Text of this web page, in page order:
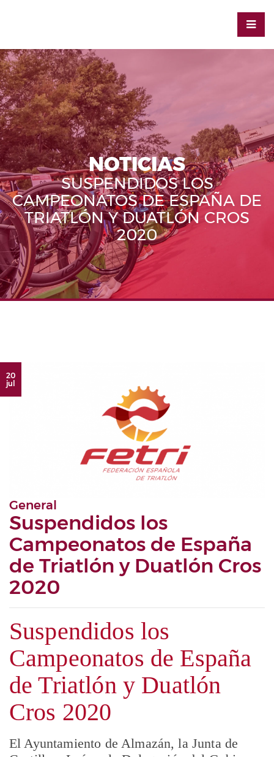
NOTICIAS
SUSPENDIDOS LOS
CAMPEONATOS DE ESPAÑA DE
TRIATLÓN Y DUATLÓN CROS
2020
20
jul
General
Suspendidos los
Campeonatos de España
de Triatlón y Duatlón Cros
2020
Suspendidos los
Campeonatos de España
de Triatlón y Duatlón
Cros 2020
El Ayuntamiento de Almazán, la Junta de